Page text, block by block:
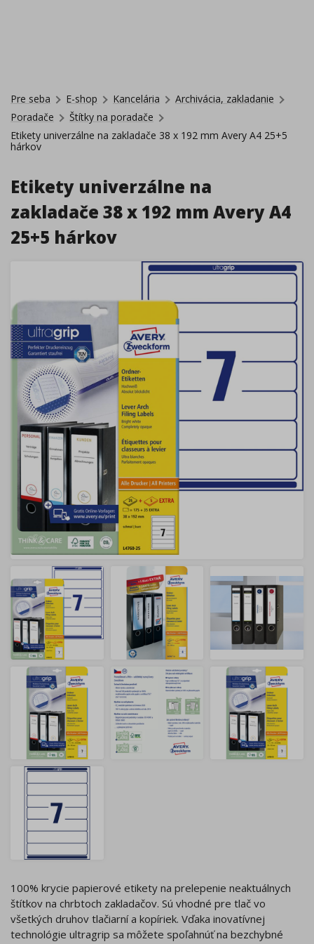
Pre seba E-shop Kancelária
Archivácia, zakladanie
Poradače
Štítky na poradače
Etikety univerzálne na zakladače 38 x 192 mm Avery A4 25+5
hárkov
Etikety univerzálne na
zakladače 38 x 192 mm Avery A4
25+5 hárkov
100% krycie papierové etikety na prelepenie neaktuálnych
štítkov na chrbtoch zakladačov. Sú vhodné pre tlač vo
všetkých druhov tlačiarní a kopíriek. Vďaka inovatívnej
technológie ultragrip sa môžete spoľahnúť na bezchybné